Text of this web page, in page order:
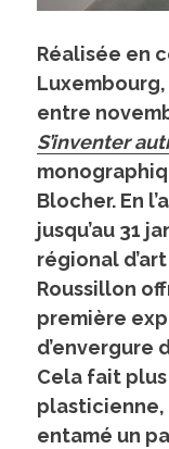
Réalisée en
entre
S’inventer
Blocher. En
jusqu’au 31
régional
Roussillon
première
d’envergure
Cela fait plus
plasticienne,
entamé un